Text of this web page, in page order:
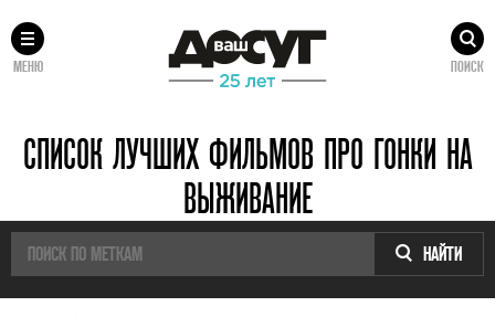
МЕНЮ ПОИСК
СПИСОК ЛУЧШИХ ФИЛЬМОВ ПРО ГОНКИ НА
ВЫЖИВАНИЕ
НАЙТИ